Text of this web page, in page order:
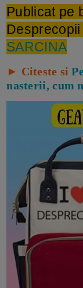
Publicat pe
SARCINA
► Citeste si
nasterii, cum